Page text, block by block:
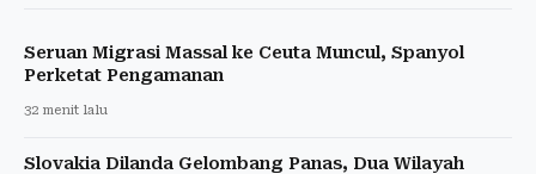
Seruan Migrasi Massal ke Ceuta Muncul, Spanyol
Perketat Pengamanan
32 menit lalu
Slovakia Dilanda Gelombang Panas, Dua Wilayah